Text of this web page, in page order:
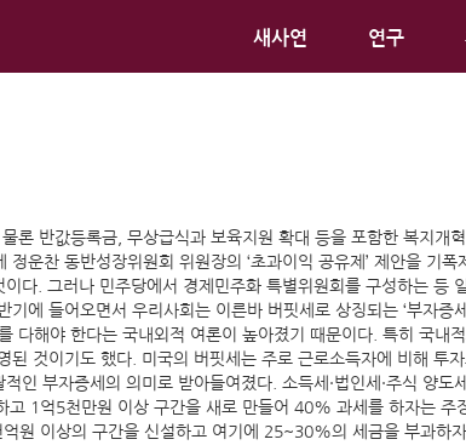
새사연 연구
반값등록금, 무상급식과 보육지원 확대 등을 포함한 복지개
운찬 동반성장위원회 위원장의 ‘초과이익 공유제’ 제안을 기
다. 그러나 민주당에서 경제민주화 특별위원회를 구성하는 등
에 들어오면서 우리사회는 이른바 버핏세로 상징되는 ‘부자증
해야 한다는 국내외적 여론이 높아졌기 때문이다. 특히 국내
것이기도 했다. 미국의 버핏세는 주로 근로소득자에 비해 투
인 부자증세의 의미로 받아들여졌다. 소득세·법인세·주식 양
1억5천만원 이상 구간을 새로 만들어 40% 과세를 하자는 주
원 이상의 구간을 신설하고 여기에 25~30%의 세금을 부과하